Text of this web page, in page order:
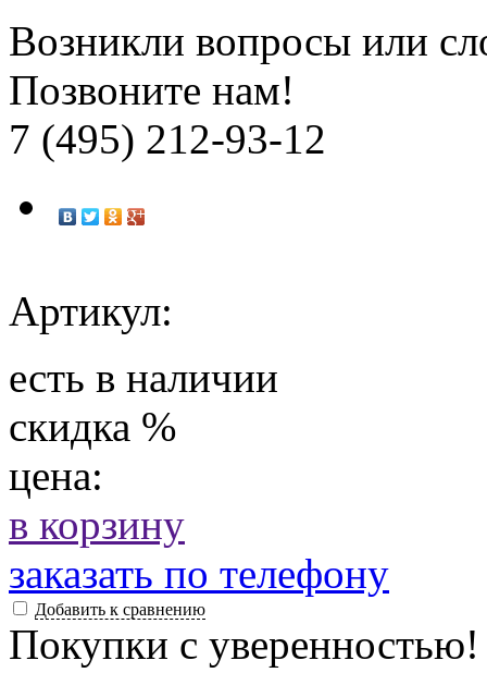
Возникли вопросы или
Позвоните нам!
7 (495) 212-93-12
Артикул:
есть в наличии
скидка %
цена:
в корзину
заказать по телефону
Добавить к сравнению
Покупки с уверенностью!